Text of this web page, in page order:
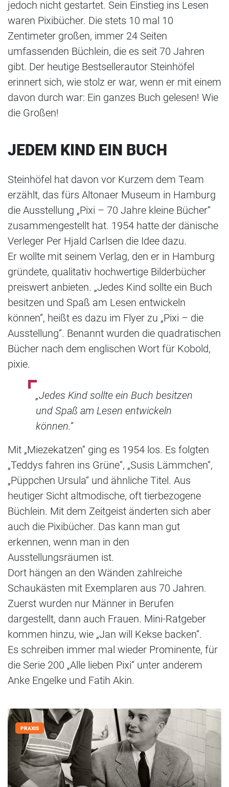
jedoch nicht gestartet. Sein Einstieg ins Lesen
waren Pixibücher. Die stets 10 mal 10
Zentimeter großen, immer 24 Seiten
umfassenden Büchlein, die es seit 70 Jahren
gibt. Der heutige Bestsellerautor Steinhöfel
erinnert sich, wie stolz er war, wenn er mit einem
davon durch war: Ein ganzes Buch gelesen! Wie
die Großen!
JEDEM KIND EIN BUCH
Steinhöfel hat davon vor Kurzem dem Team
erzählt, das fürs Altonaer Museum in Hamburg
die Ausstellung „Pixi – 70 Jahre kleine Bücher“
zusammengestellt hat. 1954 hatte der dänische
Verleger Per Hjald Carlsen die Idee dazu.
Er wollte mit seinem Verlag, den er in Hamburg
gründete, qualitativ hochwertige Bilderbücher
preiswert anbieten. „Jedes Kind sollte ein Buch
besitzen und Spaß am Lesen entwickeln
können“, heißt es dazu im Flyer zu „Pixi – die
Ausstellung“. Benannt wurden die quadratischen
Bücher nach dem englischen Wort für Kobold,
pixie.
„Jedes Kind sollte ein Buch besitzen
und Spaß am Lesen entwickeln
können.“
Mit „Miezekatzen“ ging es 1954 los. Es folgten
„Teddys fahren ins Grüne“, „Susis Lämmchen“,
„Püppchen Ursula“ und ähnliche Titel. Aus
heutiger Sicht altmodische, oft tierbezogene
Büchlein. Mit dem Zeitgeist änderten sich aber
auch die Pixibücher. Das kann man gut
erkennen, wenn man in den
Ausstellungsräumen ist.
Dort hängen an den Wänden zahlreiche
Schaukästen mit Exemplaren aus 70 Jahren.
Zuerst wurden nur Männer in Berufen
dargestellt, dann auch Frauen. Mini-Ratgeber
kommen hinzu, wie „Jan will Kekse backen“.
Es schreiben immer mal wieder Prominente, für
die Serie 200 „Alle lieben Pixi“ unter anderem
Anke Engelke und Fatih Akin.
PRAXIS